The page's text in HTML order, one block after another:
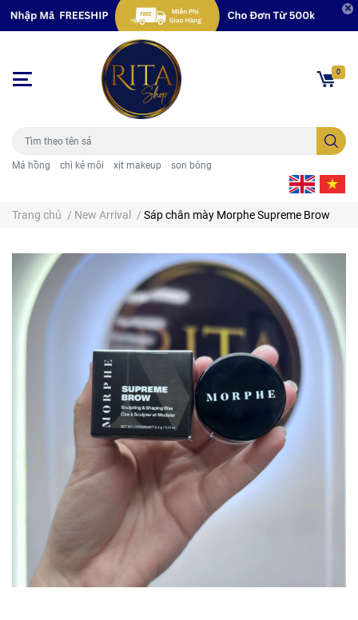
Má hồng chì kẻ môi xịt makeup son bóng
0
Trang chủ / New Arrival / Sáp chân mày Morphe Supreme Brow